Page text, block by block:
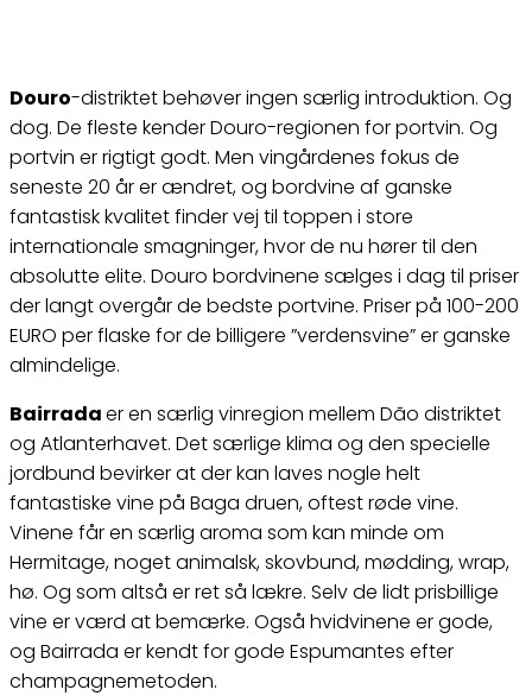
Douro-distriktet behøver ingen særlig introduktion. Og
dog. De fleste kender Douro-regionen for portvin. Og
portvin er rigtigt godt. Men vingårdenes fokus de
seneste 20 år er ændret, og bordvine af ganske
fantastisk kvalitet finder vej til toppen i store
internationale smagninger, hvor de nu hører til den
absolutte elite. Douro bordvinene sælges i dag til priser
der langt overgår de bedste portvine. Priser på 100-200
EURO per flaske for de billigere ”verdensvine” er ganske
almindelige.
Bairradaer en særlig vinregion mellem Dão distriktet
og Atlanterhavet. Det særlige klima og den specielle
jordbund bevirker at der kan laves nogle helt
fantastiske vine på Baga druen, oftest røde vine.
Vinene får en særlig aroma som kan minde om
Hermitage, noget animalsk, skovbund, mødding, wrap,
hø. Og som altså er ret så lækre. Selv de lidt prisbillige
vine er værd at bemærke. Også hvidvinene er gode,
og Bairrada er kendt for gode Espumantes efter
champagnemetoden.